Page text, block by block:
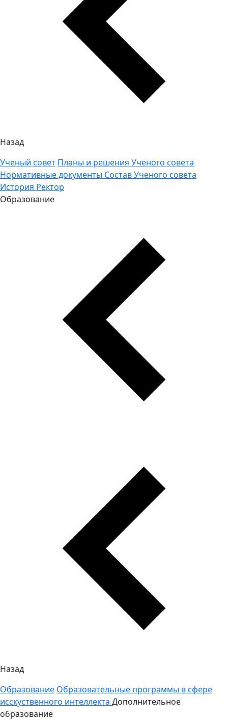
Назад
Ученый совет Планы и решения Ученого совета
Нормативные документы Состав Ученого совета
История Ректор
Образование
Назад
Образование Образовательные программы в сфере
исскуственного интеллекта Дополнительное
образование